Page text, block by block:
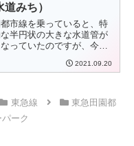
道みち）
都市線を乗っていると、特
半円状の大きな水道管が
っていたのですが、今回
2021.09.20
東急線
東急田園都
ーク